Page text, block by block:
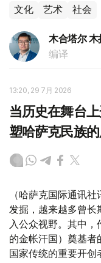
文化 艺术 社会
木合塔尔 木
编译
13:20, 29 7月 2026
当历史在舞台
塑哈萨克民族
（哈萨克国际通讯
发掘，越来越多曾长
入公众视野。其中
的金帐汗国）奠基
国家传统的重要开创